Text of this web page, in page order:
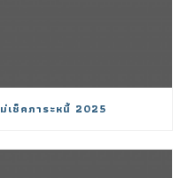
เช็คภาระหนี้ 2025